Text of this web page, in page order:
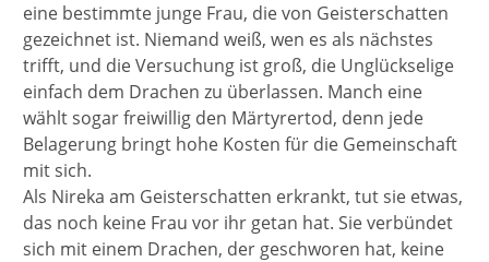
eine bestimmte junge Frau, die von Geisterschatten
gezeichnet ist. Niemand weiß, wen es als nächstes
trifft, und die Versuchung ist groß, die Unglückselige
einfach dem Drachen zu überlassen. Manch eine
wählt sogar freiwillig den Märtyrertod, denn jede
Belagerung bringt hohe Kosten für die Gemeinschaft
mit sich.
Als Nireka am Geisterschatten erkrankt, tut sie etwas,
das noch keine Frau vor ihr getan hat. Sie verbündet
sich mit einem Drachen, der geschworen hat, keine